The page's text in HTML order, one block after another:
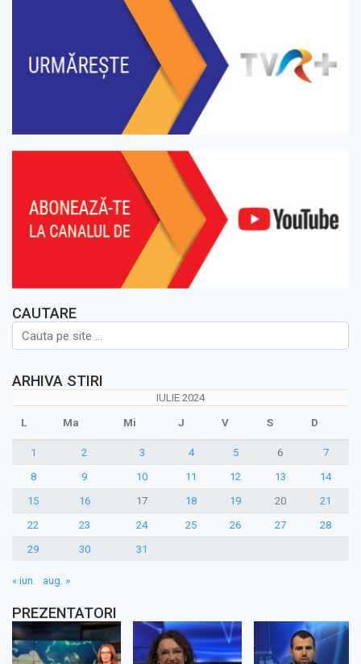
CAUTARE
ARHIVA STIRI
IULIE 2024
L Ma Mi J V S D
1 2 3 4 5 6
7
8
9 10 11 12 13
14
15
16 17 18 19 20
21
22
23 24 25 26 27
28
29
30 31
« iun. aug. »
PREZENTATORI